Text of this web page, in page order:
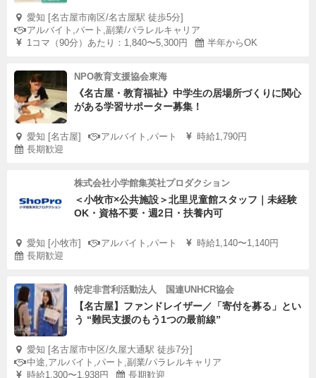
愛知 [名古屋市南区/名古屋駅 徒歩5分]
アルバイト,パート,副業/パラレルキャリア
1コマ（90分）あたり：1,840〜5,300円
半年からOK
NPO教育支援協会東海
《名古屋・教育福祉》中学生の居場所づくりに関心
がある学習サポーター募集！
愛知 [名古屋] アルバイト,パート
時給1,790円
長期歓迎
株式会社小学館集英社プロダクション
＜小牧市×公共施設＞北里児童館スタッフ｜未経験
OK・資格不要・週2日・扶養内可
愛知 [小牧市] アルバイト,パート
時給1,140〜1,140円
長期歓迎
特定非営利活動法人 国連UNHCR協会
【名古屋】ファンドレイザー／「寄付を募る」とい
う “難民支援のもう1つの最前線”
愛知 [名古屋市中区/久屋大通駅 徒歩7分]
中途,アルバイト,パート,副業/パラレルキャリア
時給1,300〜1,938円
長期歓迎